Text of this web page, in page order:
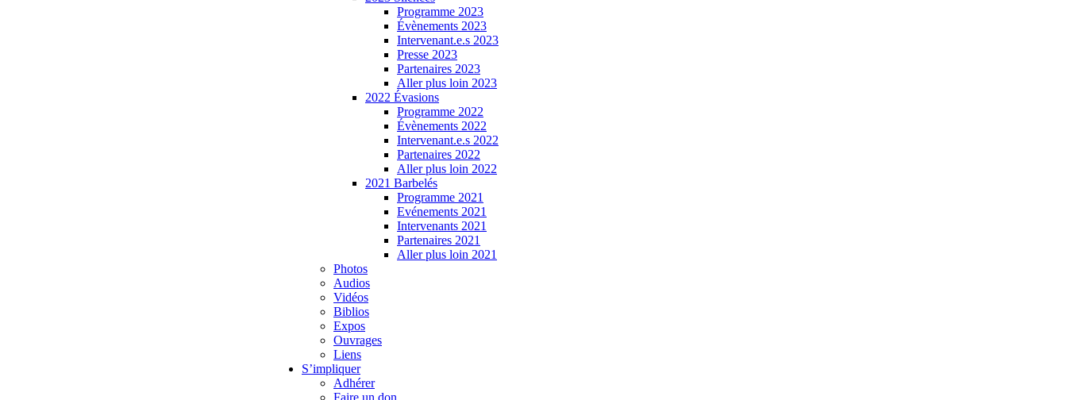
Programme 2023
Évènements 2023
Intervenant.e.s 2023
Presse 2023
Partenaires 2023
Aller plus loin 2023
2022 Évasions
Programme 2022
Évènements 2022
Intervenant.e.s 2022
Partenaires 2022
Aller plus loin 2022
2021 Barbelés
Programme 2021
Evénements 2021
Intervenants 2021
Partenaires 2021
Aller plus loin 2021
Photos
Audios
Vidéos
Biblios
Expos
Ouvrages
Liens
S’impliquer
Adhérer
Faire un don